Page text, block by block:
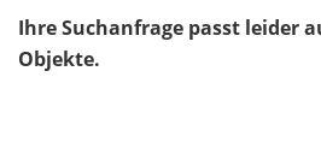
Ihre Suchanfrage passt leider
Objekte.